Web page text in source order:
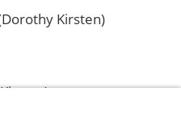
Kirsten)